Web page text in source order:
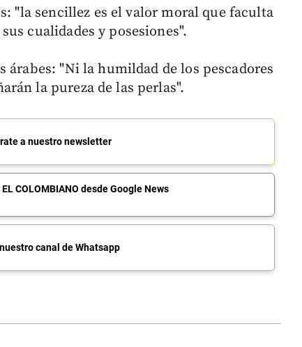
"la sencillez es el valor moral que faculta
cualidades y posesiones".
"Ni la humildad de los pescadores
la pureza de las perlas".
a nuestro newsletter
COLOMBIANO desde Google News
canal de Whatsapp